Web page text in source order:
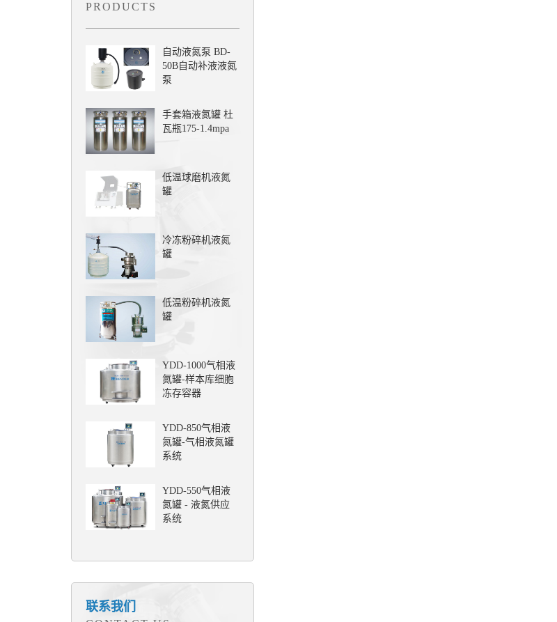
PRODUCTS
自动液氮泵 BD-
50B自动补液液氮
泵
手套箱液氮罐 杜
瓦瓶175-1.4mpa
低温球磨机液氮
罐
冷冻粉碎机液氮
罐
低温粉碎机液氮
罐
YDD-1000气相液
氮罐-样本库细胞
冻存容器
YDD-850气相液
氮罐-气相液氮罐
系统
YDD-550气相液
氮罐 - 液氮供应
系统
联系我们